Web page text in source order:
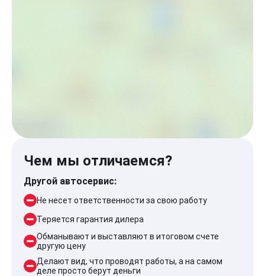
Чем мы отличаемся?
Другой автосервис:
Не несет ответственности за свою работу
Теряется гарантия дилера
Обманывают и выставляют в итоговом счете
другую цену
Делают вид, что проводят работы, а на самом
деле просто берут деньги